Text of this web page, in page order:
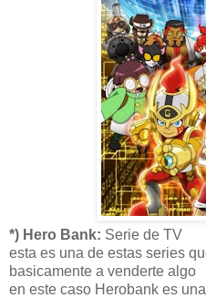
*) Hero Bank: Serie de TV
esta es una de estas series
basicamente a venderte algo
en este caso Herobank es